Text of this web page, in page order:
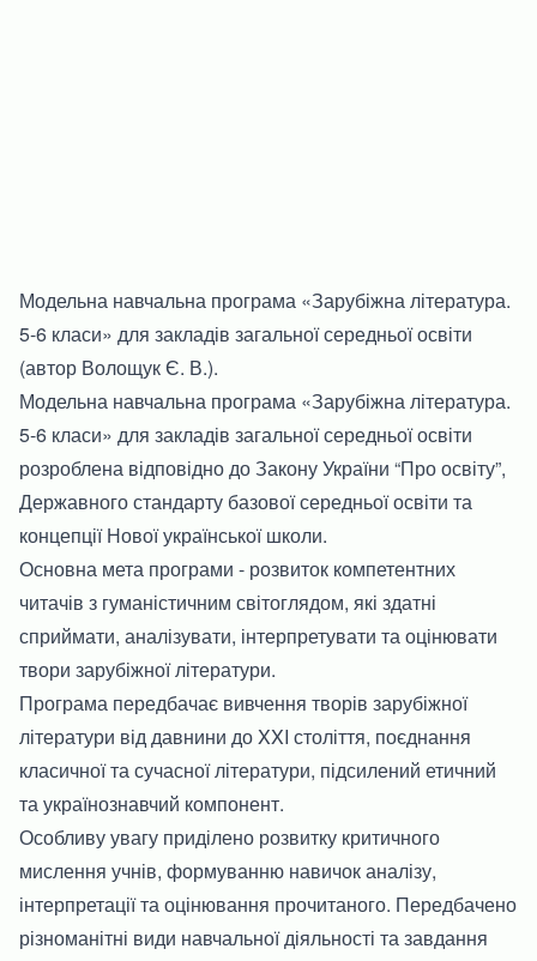
Модельна навчальна програма «Зарубіжна література.
5-6 класи» для закладів загальної середньої освіти
(автор Волощук Є. В.).
Модельна навчальна програма «Зарубіжна література.
5-6 класи» для закладів загальної середньої освіти
розроблена відповідно до Закону України “Про освіту”,
Державного стандарту базової середньої освіти та
концепції Нової української школи.
Основна мета програми - розвиток компетентних
читачів з гуманістичним світоглядом, які здатні
сприймати, аналізувати, інтерпретувати та оцінювати
твори зарубіжної літератури.
Програма передбачає вивчення творів зарубіжної
літератури від давнини до XXI століття, поєднання
класичної та сучасної літератури, підсилений етичний
та українознавчий компонент.
Особливу увагу приділено розвитку критичного
мислення учнів, формуванню навичок аналізу,
інтерпретації та оцінювання прочитаного. Передбачено
різноманітні види навчальної діяльності та завдання